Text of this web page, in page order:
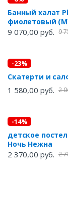
Банный халат
фиолетовый
9 070,00 руб. 9
-23%
1 580,00 руб. 2
-14%
детское
Ночь Нежна
2 370,00 руб. 2